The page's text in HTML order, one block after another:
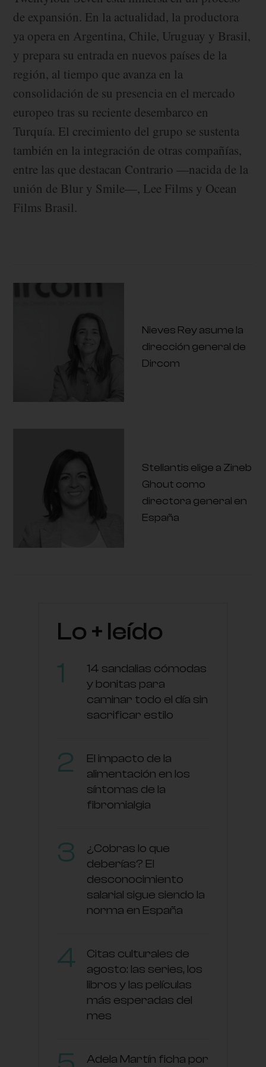
de expansión. En la actualidad, la productora
ya opera en Argentina, Chile, Uruguay y Brasil,
y prepara su entrada en nuevos países de la
región, al tiempo que avanza en la
consolidación de su presencia en el mercado
europeo tras su reciente desembarco en
Turquía. El crecimiento del grupo se sustenta
también en la integración de otras compañías,
entre las que destacan Contrario —nacida de la
unión de Blur y Smile—, Lee Films y Ocean
Films Brasil.
Nieves Rey asume la
dirección general de
Dircom
Stellantis elige a Zineb
Ghout como
directora general en
España
Lo + leído
14 sandalias cómodas
y bonitas para
caminar todo el día sin
sacrificar estilo
El impacto de la
alimentación en los
síntomas de la
fibromialgia
¿Cobras lo que
deberías? El
desconocimiento
salarial sigue siendo la
norma en España
Citas culturales de
agosto: las series, los
libros y las películas
más esperadas del
mes
Adela Martín ficha por